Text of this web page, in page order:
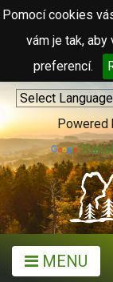
Pomocí cookies
vám je tak,
preferencí.
Powered
MENU